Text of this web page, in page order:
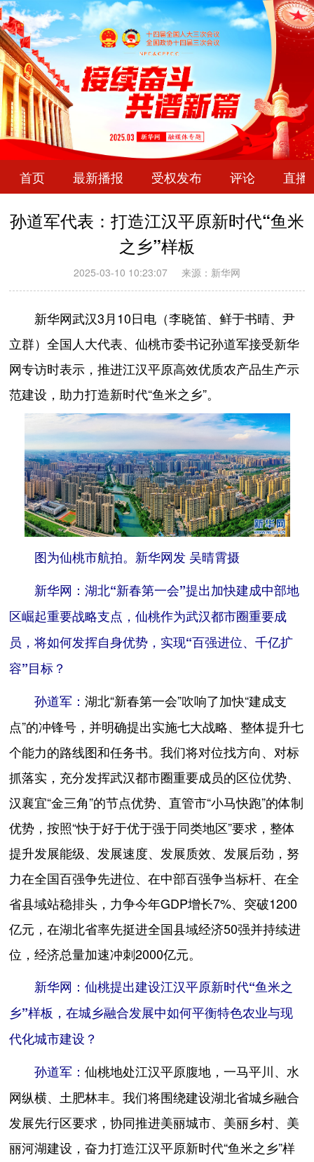
首页 最新播报 受权发布 评论 直播
孙道军代表：打造江汉平原新时代“鱼米
之乡”样板
2025-03-10 10:23:07 来源：新华网
新华网武汉3月10日电（李晓笛、鲜于书晴、尹
立群）全国人大代表、仙桃市委书记孙道军接受新华
网专访时表示，推进江汉平原高效优质农产品生产示
范建设，助力打造新时代“鱼米之乡”。
图为仙桃市航拍。新华网发 吴晴霄摄
新华网：湖北“新春第一会”提出加快建成中部地
区崛起重要战略支点，仙桃作为武汉都市圈重要成
员，将如何发挥自身优势，实现“百强进位、千亿扩
容”目标？
孙道军：湖北“新春第一会”吹响了加快“建成支
点”的冲锋号，并明确提出实施七大战略、整体提升七
个能力的路线图和任务书。我们将对位找方向、对标
抓落实，充分发挥武汉都市圈重要成员的区位优势、
汉襄宜“金三角”的节点优势、直管市“小马快跑”的体制
优势，按照“快于好于优于强于同类地区”要求，整体
提升发展能级、发展速度、发展质效、发展后劲，努
力在全国百强争先进位、在中部百强争当标杆、在全
省县域站稳排头，力争今年GDP增长7%、突破1200
亿元，在湖北省率先挺进全国县域经济50强并持续进
位，经济总量加速冲刺2000亿元。
新华网：仙桃提出建设江汉平原新时代“鱼米之
乡”样板，在城乡融合发展中如何平衡特色农业与现
代化城市建设？
孙道军：仙桃地处江汉平原腹地，一马平川、水
网纵横、土肥林丰。我们将围绕建设湖北省城乡融合
发展先行区要求，协同推进美丽城市、美丽乡村、美
丽河湖建设，奋力打造江汉平原新时代“鱼米之乡”样